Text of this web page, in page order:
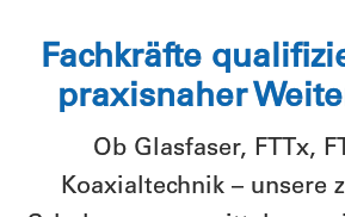
Fachkräfte
praxisnaher
Ob Glasfaser, FTTx,
Koaxialtechnik – unsere